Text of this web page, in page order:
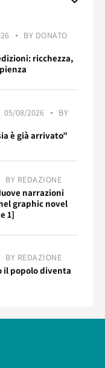
BY DONATO
ricchezza,
05/08/2026
BY
è già arrivato”
BY REDAZIONE
narrazioni
graphic novel
1]
BY REDAZIONE
il popolo diventa